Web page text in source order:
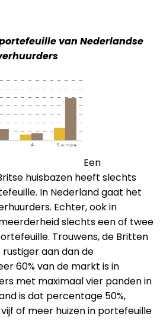
van Nederlandse
Een
huisbazen heeft slechts
In Nederland gaat het
Echter, ook in
slechts een of twee
Trouwens, de Britten
aan dan de
60% van de markt is in
met maximaal vier panden in
is dat percentage 50%,
of meer huizen in portefeuille